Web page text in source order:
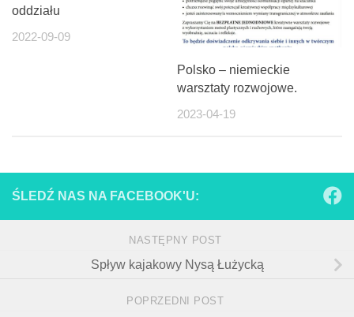
oddziału
2022-09-09
Polsko – niemieckie
warsztaty rozwojowe.
2023-04-19
ŚLEDŹ NAS NA FACEBOOK'U:
NASTĘPNY POST
Spływ kajakowy Nysą Łużycką
POPRZEDNI POST